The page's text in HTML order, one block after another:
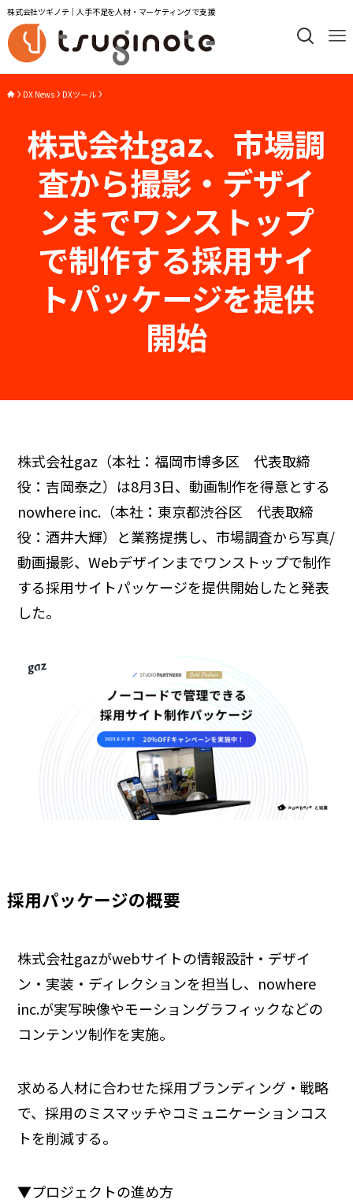
株式会社ツギノテ｜人手不足を人材・マーケティングで支援
DX News DXツール
株式会社gaz、市場調
査から撮影・デザイ
ンまでワンストップ
で制作する採用サイ
トパッケージを提供
開始
株式会社gaz（本社：福岡市博多区 代表取締
役：吉岡泰之）は8月3日、動画制作を得意とする
nowhere inc.（本社：東京都渋谷区 代表取締
役：酒井大輝）と業務提携し、市場調査から写真/
動画撮影、Webデザインまでワンストップで制作
する採用サイトパッケージを提供開始したと発表
した。
採用パッケージの概要
株式会社gazがwebサイトの情報設計・デザイ
ン・実装・ディレクションを担当し、nowhere
inc.が実写映像やモーショングラフィックなどの
コンテンツ制作を実施。
求める人材に合わせた採用ブランディング・戦略
で、採用のミスマッチやコミュニケーションコス
トを削減する。
▼プロジェクトの進め方